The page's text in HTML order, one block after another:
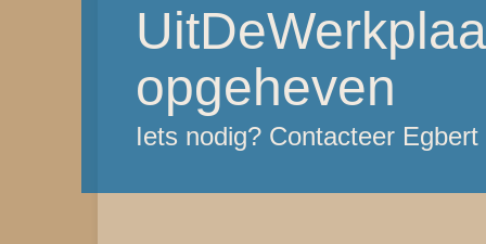
opgeheven
Iets nodig? Contacteer